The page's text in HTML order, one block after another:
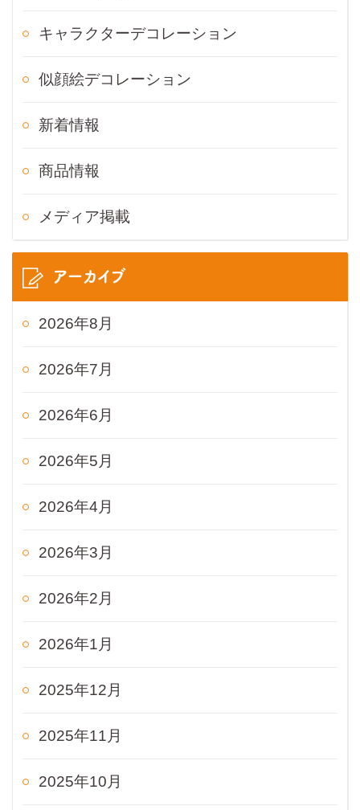
キャラクターデコレーション
似顔絵デコレーション
新着情報
商品情報
メディア掲載
アーカイブ
2026年8月
2026年7月
2026年6月
2026年5月
2026年4月
2026年3月
2026年2月
2026年1月
2025年12月
2025年11月
2025年10月